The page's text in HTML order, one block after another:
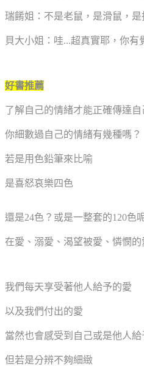
瑞餚姐：不是老鼠，是滑鼠，
貝大小姐：哇...超真實耶，你有
好書推薦
了解自己的情緒才能正確傳達
你細數過自己的情緒有幾種嗎？
若是用色鉛筆來比喻
是喜怒哀樂四色
還是24色？或是一整套的120色
在愛、溺愛、渴望被愛、憐憫
我們每天享受著他人給予的愛
以及我們付出的愛
當然也會感受到自己或是他人
但若是分辨不夠細緻